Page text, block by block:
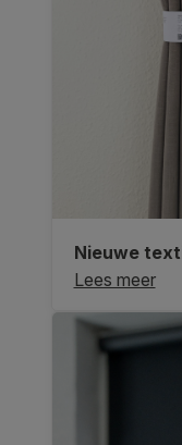
Nieuwe
Lees meer